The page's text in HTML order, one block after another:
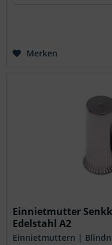
Merken
Einnietmutter
Edelstahl A2
Einnietmuttern |